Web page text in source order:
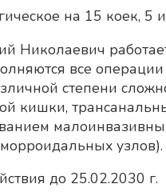
на 15 коек, 5
Николаевич
все
степени
кишки,
узлов).
до 25.02.2030 г.